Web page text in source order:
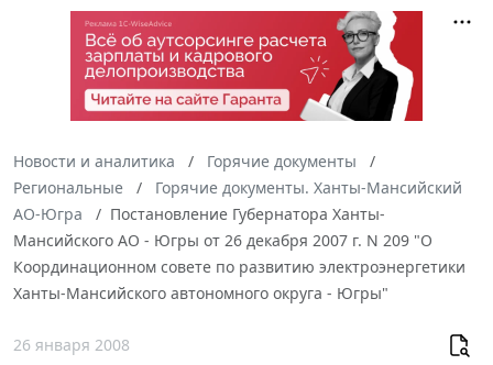
Новости и аналитика
Горячие документы
Региональные
Горячие документы. Ханты-Мансийский
АО-Югра
Постановление Губернатора Ханты-
Мансийского АО - Югры от 26 декабря 2007 г. N 209 "О
Координационном совете по развитию электроэнергетики
Ханты-Мансийского автономного округа - Югры"
26 января 2008